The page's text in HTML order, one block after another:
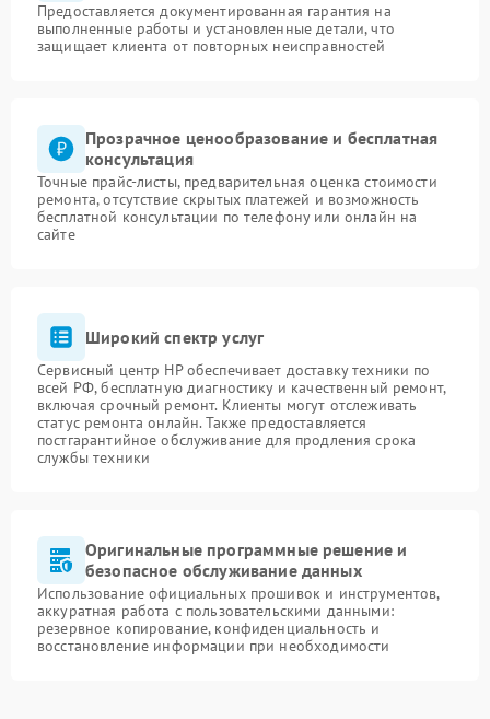
Предоставляется документированная гарантия на
выполненные работы и установленные детали, что
защищает клиента от повторных неисправностей
Прозрачное ценообразование и бесплатная
консультация
Точные прайс-листы, предварительная оценка стоимости
ремонта, отсутствие скрытых платежей и возможность
бесплатной консультации по телефону или онлайн на
сайте
Широкий спектр услуг
Сервисный центр HP обеспечивает доставку техники по
всей РФ, бесплатную диагностику и качественный ремонт,
включая срочный ремонт. Клиенты могут отслеживать
статус ремонта онлайн. Также предоставляется
постгарантийное обслуживание для продления срока
службы техники
Оригинальные программные решение и
безопасное обслуживание данных
Использование официальных прошивок и инструментов,
аккуратная работа с пользовательскими данными:
резервное копирование, конфиденциальность и
восстановление информации при необходимости